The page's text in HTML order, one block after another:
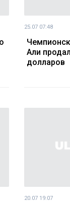
25.07 07:48
Али
долларов
20.07 19:07